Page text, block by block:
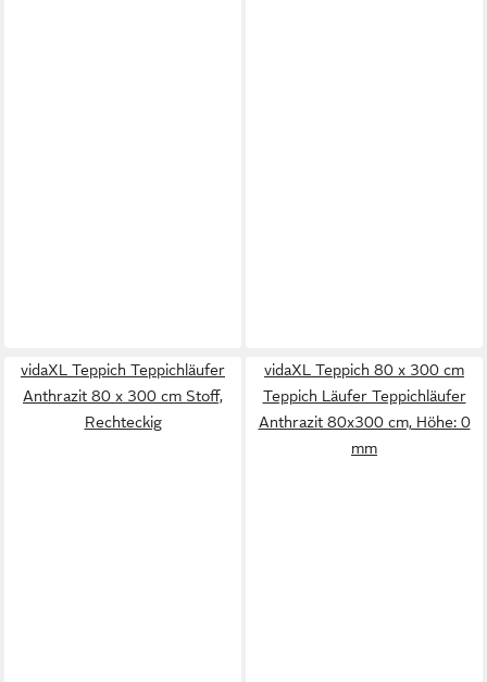
vidaXL Teppich Teppichläufer
Anthrazit 80 x 300 cm Stoff,
Rechteckig
vidaXL Teppich 80 x 300 cm
Teppich Läufer Teppichläufer
Anthrazit 80x300 cm, Höhe: 0
mm